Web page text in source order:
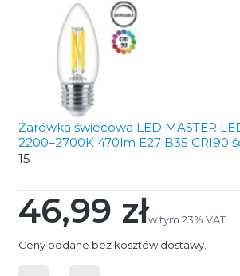
Żarówka świecowa LED MASTER
2200–2700K 470lm E27 B35 CRI90
15
Cena
46,99 złw tym 23% VAT
w tym 23% VAT
Ceny podane bez kosztów dostawy.